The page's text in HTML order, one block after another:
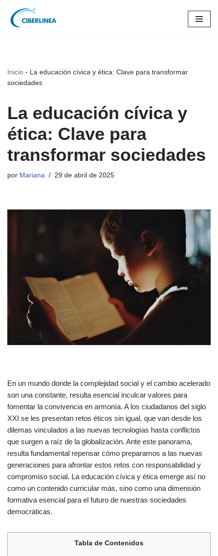
Saltar
Inicio - La educación cívica y ética: Clave para transformar
sociedades
La educación cívica y
ética: Clave para
transformar sociedades
por Mariana 29 de abril de 2025
En un mundo donde la complejidad social y el cambio acelerado
son una constante, resulta esencial inculcar valores para
fomentar la convivencia en armonía. A los ciudadanos del siglo
XXI se les presentan retos éticos sin igual, que van desde los
dilemas vinculados a las nuevas tecnologías hasta conflictos
que surgen a raíz de la globalización. Ante este panorama,
resulta fundamental repensar cómo preparamos a las nuevas
generaciones para afrontar estos retos con responsabilidad y
compromiso social. La educación cívica y ética emerge así no
como un contenido curricular más, sino como una dimensión
formativa esencial para el futuro de nuestras sociedades
democráticas.
Tabla de Contenidos